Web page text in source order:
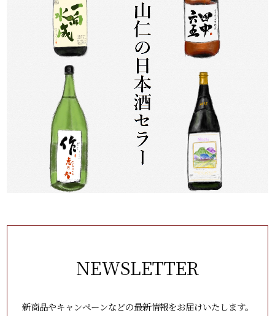
NEWSLETTER
新商品やキャンペーンなどの最新情報をお届けいたします。